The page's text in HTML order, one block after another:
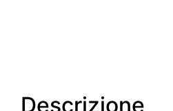
Descrizione